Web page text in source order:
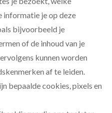
informatie je op deze
bijvoorbeeld je
of de inhoud van je
kunnen worden
af te leiden.
bepaalde cookies, pixels en